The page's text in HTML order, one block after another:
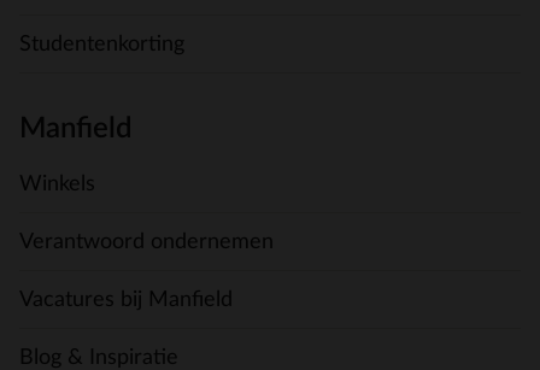
Studentenkorting
Manfield
Winkels
Verantwoord ondernemen
Vacatures bij Manfield
Blog & Inspiratie